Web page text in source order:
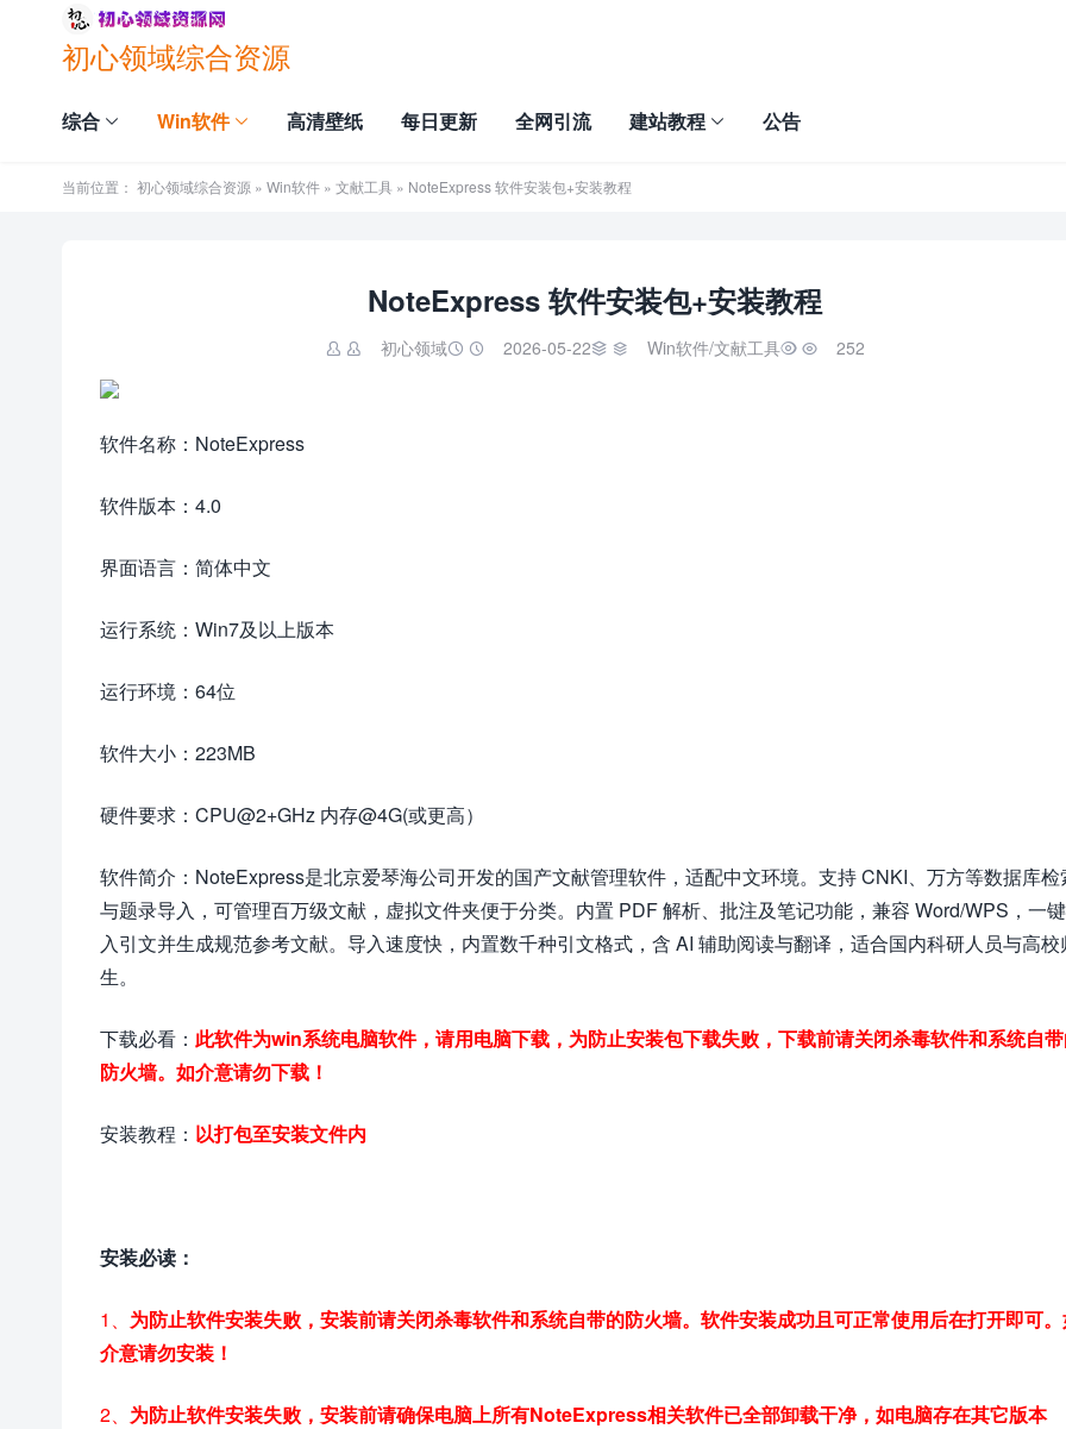
初心领域综合资源
综合 Win软件 高清壁纸 每日更新 全网引流 建站教程 公告
当前位置： 初心领域综合资源 » Win软件 » 文献工具 » NoteExpress 软件安装包+安装教程
NoteExpress 软件安装包+安装教程
 初心领域  2026-05-22  Win软件/文献工具  252
软件名称：NoteExpress
软件版本：4.0
界面语言：简体中文
运行系统：Win7及以上版本
运行环境：64位
软件大小：223MB
硬件要求：CPU@2+GHz 内存@4G(或更高）
软件简介：NoteExpress是北京爱琴海公司开发的国产文献管理软件，适配中文环境。支持 CNKI、万方等数据库检
与题录导入，可管理百万级文献，虚拟文件夹便于分类。内置 PDF 解析、批注及笔记功能，兼容 Word/WPS，一
入引文并生成规范参考文献。导入速度快，内置数千种引文格式，含 AI 辅助阅读与翻译，适合国内科研人员与高校
生。
下载必看： 此软件为win系统电脑软件，请用电脑下载，为防止安装包下载失败，下载前请关闭杀毒软件和系统自
防火墙。如介意请勿下载！
安装教程： 以打包至安装文件内
安装必读：
1、 为防止软件安装失败，安装前请关闭杀毒软件和系统自带的防火墙。软件安装成功且可正常使用后在打开即可
介意请勿安装！
2、 为防止软件安装失败，安装前请确保电脑上所有NoteExpress相关软件已全部卸载干净，如电脑存在其它版本